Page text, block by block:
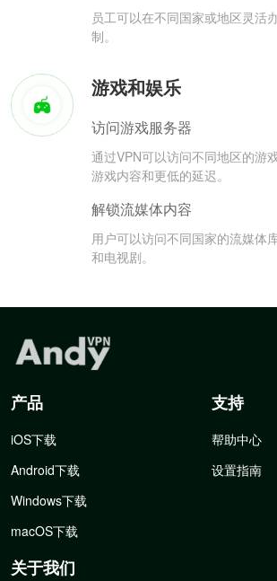
员工可以在不同国家或地区灵活
制。
游戏和娱乐
访问游戏服务器
通过VPN可以访问不同地区的游
游戏内容和更低的延迟。
解锁流媒体内容
用户可以访问不同国家的流媒体
和电视剧。
产品
iOS下载
Android下载
Windows下载
macOS下载
支持
帮助中心
设置指南
关于我们